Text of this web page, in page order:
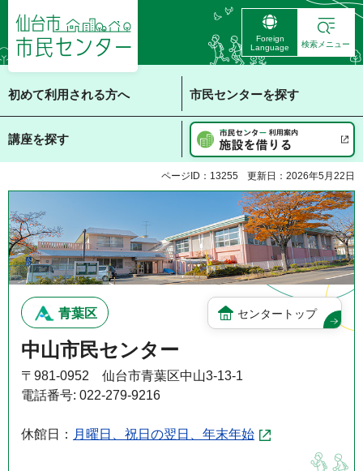
仙台市 市民センタ
ー
Foreign
Language
検索メニュー
初めて利用される方へ 市民センターを探す
講座を探す
ページID：13255 更新日：2026年5月22日
青葉区 センタートップ
中山市民センター
〒981-0952 仙台市青葉区中山3-13-1
電話番号: 022-279-9216
休館日： 月曜日、祝日の翌日、年末年始